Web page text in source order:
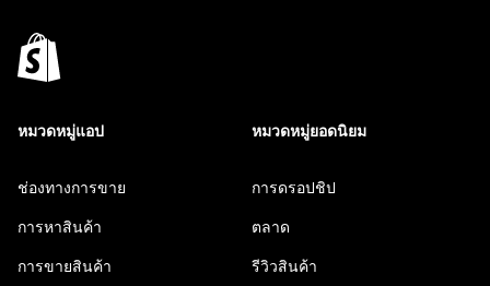
หมวดหมู่แอป
ช่องทางการขาย
การหาสินค้า
การขายสินค้า
หมวดหมู่ยอดนิยม
การดรอปชิป
ตลาด
รีวิวสินค้า